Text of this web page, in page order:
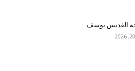
القديس يوسف